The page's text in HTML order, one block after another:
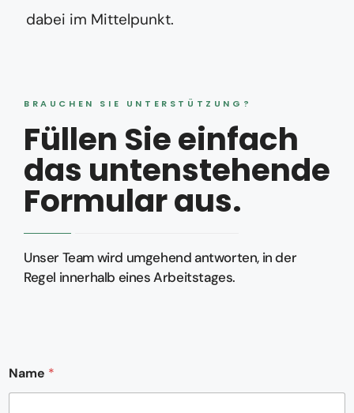
dabei im Mittelpunkt.
BRAUCHEN SIE UNTERSTÜTZUNG?
Füllen Sie einfach
das untenstehende
Formular aus.
Unser Team wird umgehend antworten, in der
Regel innerhalb eines Arbeitstages.
Name *